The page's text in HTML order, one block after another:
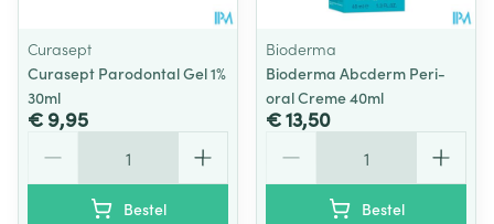
Curasept
Curasept Parodontal Gel 1%
30ml
€ 9,95
Bestel
Bioderma
Bioderma Abcderm Peri-
oral Creme 40ml
€ 13,50
Bestel